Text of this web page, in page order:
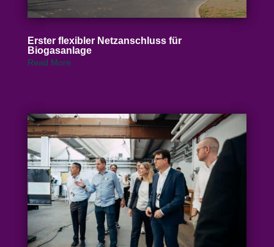
Erster flexibler Netz­an­schluss für
Biogasanlage
Read More